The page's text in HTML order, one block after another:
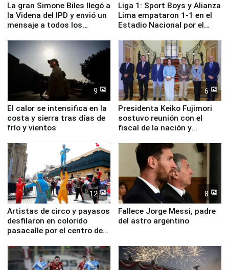
La gran Simone Biles llegó a
la Videna del IPD y envió un
mensaje a todos los
Liga 1: Sport Boys y Alianza
Lima empataron 1-1 en el
Estadio Nacional por el
9
El calor se intensifica en la
costa y sierra tras días de
frío y vientos
6
Presidenta Keiko Fujimori
sostuvo reunión con el
fiscal de la nación y
12
Artistas de circo y payasos
desfilaron en colorido
pasacalle por el centro de
8
Fallece Jorge Messi, padre
del astro argentino